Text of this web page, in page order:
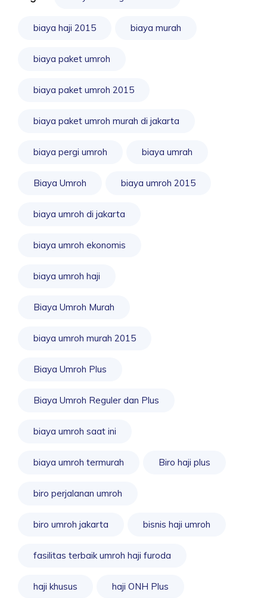
biaya haji 2015 biaya murah
biaya paket umroh
biaya paket umroh 2015
biaya paket umroh murah di jakarta
biaya pergi umroh biaya umrah
Biaya Umroh biaya umroh 2015
biaya umroh di jakarta
biaya umroh ekonomis
biaya umroh haji
Biaya Umroh Murah
biaya umroh murah 2015
Biaya Umroh Plus
Biaya Umroh Reguler dan Plus
biaya umroh saat ini
biaya umroh termurah Biro haji plus
biro perjalanan umroh
biro umroh jakarta bisnis haji umroh
fasilitas terbaik umroh haji furoda
haji khusus haji ONH Plus